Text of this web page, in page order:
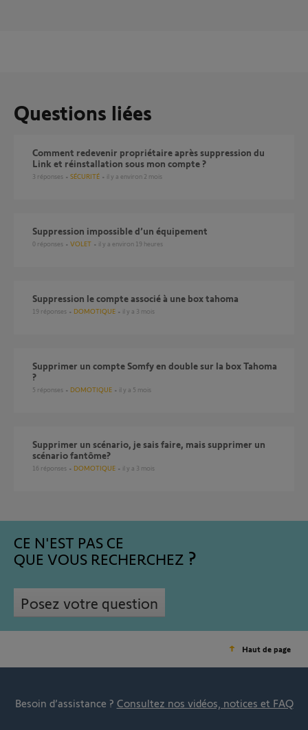
Questions liées
Comment redevenir propriétaire après suppression du
Link et réinstallation sous mon compte ?
3 réponses SÉCURITÉ il y a environ 2 mois
Suppression impossible d’un équipement
0 réponses VOLET il y a environ 19 heures
suppression le compte associé à une box tahoma
19 réponses DOMOTIQUE il y a 3 mois
Supprimer un compte Somfy en double sur la box Tahoma
?
5 réponses DOMOTIQUE il y a 5 mois
Supprimer un scénario, je sais faire, mais supprimer un
scénario fantôme?
16 réponses DOMOTIQUE il y a 3 mois
CE N'EST PAS CE
QUE VOUS RECHERCHEZ
Posez votre question
Haut de page
Besoin d’assistance ? Consultez nos vidéos, notices et FAQ